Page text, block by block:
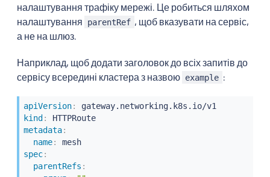
налаштування трафіку мережі. Це робиться шляхом
налаштування
parentRef , щоб вказувати на сервіс,
а не на шлюз.
Наприклад, щоб додати заголовок до всіх запитів до
сервісу всередині кластера з назвою example :
apiVersion:
gateway.networking.k8s.io/v1
kind :
HTTPRoute
metadata:
name:
mesh
spec:
parentRefs :